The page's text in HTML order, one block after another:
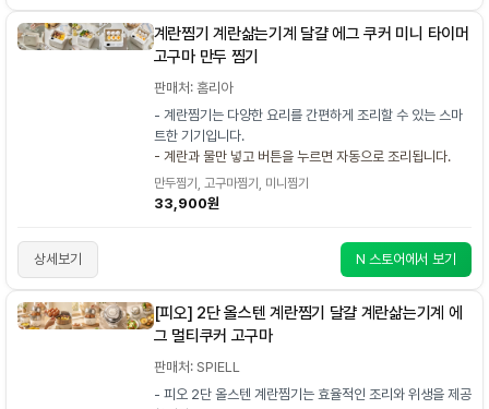
계란찜기 계란삶는기계 달걀 에그 쿠커 미니 타이머
고구마 만두 찜기
판매처: 홈리아
- 계란찜기는 다양한 요리를 간편하게 조리할 수 있는 스마
트한 기기입니다.
- 계란과 물만 넣고 버튼을 누르면 자동으로 조리됩니다.
만두찜기, 고구마찜기, 미니찜기
33,900원
상세보기 N 스토어에서 보기
[피오] 2단 올스텐 계란찜기 달걀 계란삶는기계 에
그 멀티쿠커 고구마
판매처: SPIELL
- 피오 2단 올스텐 계란찜기는 효율적인 조리와 위생을 제공